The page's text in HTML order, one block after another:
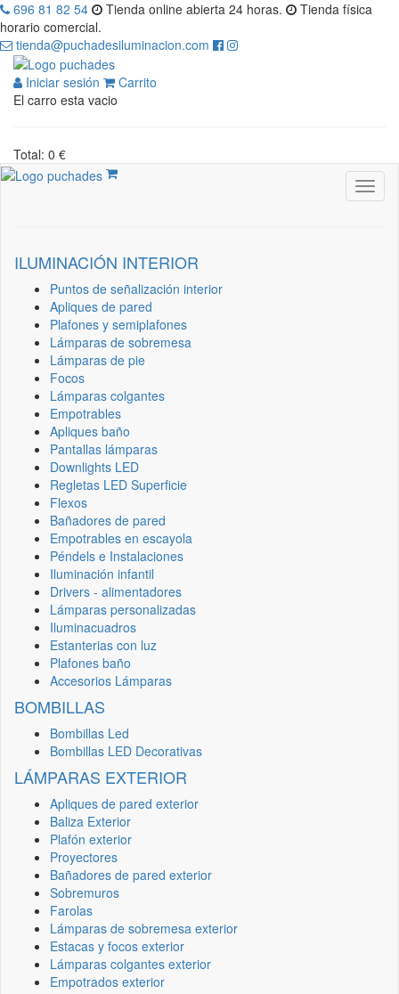
696 81 82 54 Tienda online abierta 24 horas.
Tienda física
horario comercial.
tienda@puchadesiluminacion.com
Iniciar sesión
Carrito
El carro esta vacio
Total: 0 €
ILUMINACIÓN INTERIOR
Puntos de señalización interior
Apliques de pared
Plafones y semiplafones
Lámparas de sobremesa
Lámparas de pie
Focos
Lámparas colgantes
Empotrables
Apliques baño
Pantallas lámparas
Downlights LED
Regletas LED Superficie
Flexos
Bañadores de pared
Empotrables en escayola
Péndels e Instalaciones
Iluminación infantil
Drivers - alimentadores
Lámparas personalizadas
Iluminacuadros
Estanterias con luz
Plafones baño
Accesorios Lámparas
BOMBILLAS
Bombillas Led
Bombillas LED Decorativas
LÁMPARAS EXTERIOR
Apliques de pared exterior
Baliza Exterior
Plafón exterior
Proyectores
Bañadores de pared exterior
Sobremuros
Farolas
Lámparas de sobremesa exterior
Estacas y focos exterior
Lámparas colgantes exterior
Empotrados exterior